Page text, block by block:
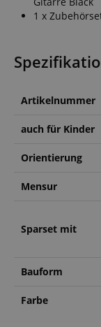
1 x
Artikelnummer
auch für Kinder
Orientierung
Mensur
Sparset mit
Bauform
Farbe